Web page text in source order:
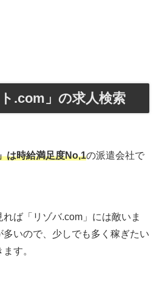
.com」の求人検索
は時給満足度No,1の派遣会社で
ば「リゾバ.com」には敵いま
いので、少しでも多く稼ぎたい
す。